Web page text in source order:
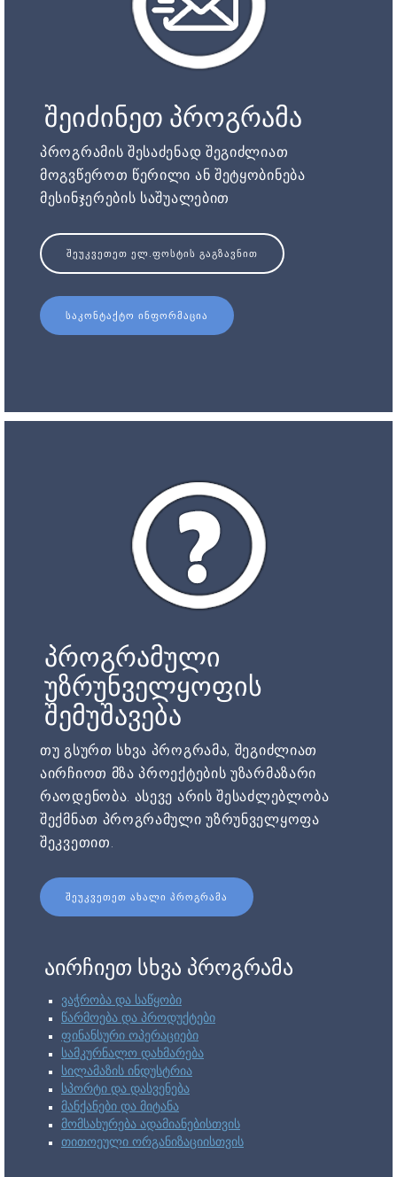
შეიძინეთ პროგრამა
პროგრამის შესაძენად შეგიძლიათ
მოგვწეროთ წერილი ან შეტყობინება
მესინჯერების საშუალებით
ᲨᲔᲣᲙᲕᲔᲗᲔᲗ ᲔᲚ.ᲤᲝᲡᲢᲘᲡ ᲒᲐᲒᲖᲐᲕᲜᲘᲗ
ᲡᲐᲙᲝᲜᲢᲐᲥᲢᲝ ᲘᲜᲤᲝᲠᲛᲐᲪᲘᲐ
პროგრამული
უზრუნველყოფის
შემუშავება
თუ გსურთ სხვა პროგრამა, შეგიძლიათ
აირჩიოთ მზა პროექტების უზარმაზარი
რაოდენობა. ასევე არის შესაძლებლობა
შექმნათ პროგრამული უზრუნველყოფა
შეკვეთით.
ᲨᲔᲣᲙᲕᲔᲗᲔᲗ ᲐᲮᲐᲚᲘ ᲞᲠᲝᲒᲠᲐᲛᲐ
აირჩიეთ სხვა პროგრამა
ვაჭრობა და საწყობი
წარმოება და პროდუქტები
ფინანსური ოპერაციები
სამკურნალო დახმარება
სილამაზის ინდუსტრია
სპორტი და დასვენება
მანქანები და მიტანა
მომსახურება ადამიანებისთვის
თითოეული ორგანიზაციისთვის